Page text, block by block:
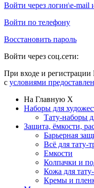
Войти через логин\e-mail
Войти по телефону
Восстановить пароль
Войти через соц.сети:
При входе и регистрации
с условиями
На Главную X
Наборы для
Тату-наборы
Защита, ёмкости,
Барьерная
Всё для тату-
Емкости
Колпачки и
Кожа для
Кремы и